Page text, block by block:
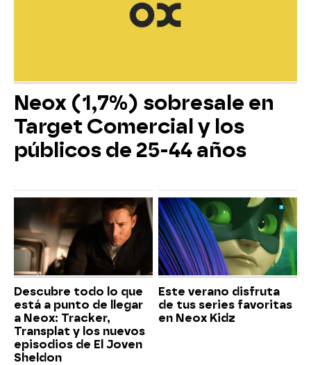
Neox (1,7%) sobresale en
Target Comercial y los
públicos de 25-44 años
Descubre todo lo que
está a punto de llegar
a Neox: Tracker,
Transplat y los nuevos
episodios de El Joven
Sheldon
Este verano disfruta
de tus series favoritas
en Neox Kidz